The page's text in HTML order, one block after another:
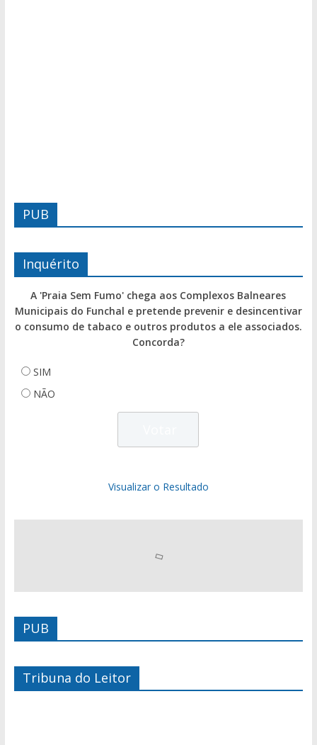
PUB
Inquérito
A 'Praia Sem Fumo' chega aos Complexos Balneares
Municipais do Funchal e pretende prevenir e desincentivar
o consumo de tabaco e outros produtos a ele associados.
Concorda?
SIM
NÃO
Visualizar o Resultado
PUB
Tribuna do Leitor